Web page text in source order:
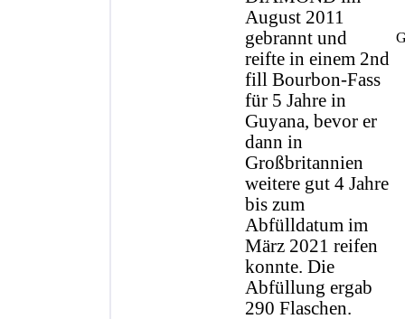
August 2011
gebrannt und
reifte in einem 2nd
fill Bourbon-Fass
für 5 Jahre in
Guyana, bevor er
dann in
Großbritannien
weitere gut 4 Jahre
bis zum
Abfülldatum im
März 2021 reifen
konnte. Die
Abfüllung ergab
290 Flaschen.